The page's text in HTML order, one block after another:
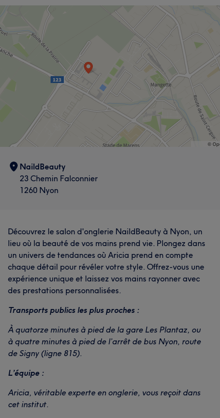
NaildBeauty
23 Chemin Falconnier
1260 Nyon
Découvrez le salon d'onglerie NaildBeauty à Nyon, un
lieu où la beauté de vos mains prend vie. Plongez dans
un univers de tendances où Aricia prend en compte
chaque détail pour révéler votre style. Offrez-vous une
expérience unique et laissez vos mains rayonner avec
des prestations personnalisées.
Transports publics les plus proches :
À quatorze minutes à pied de la gare Les Plantaz, ou
à quatre minutes à pied de l’arrêt de bus Nyon, route
de Signy (ligne 815).
L’équipe :
Aricia, véritable experte en onglerie, vous reçoit dans
cet institut.